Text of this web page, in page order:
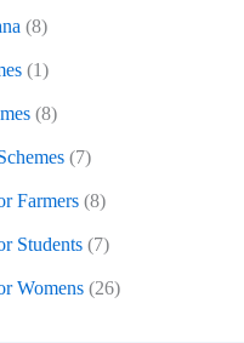
(8)
(1)
(8)
(7)
Farmers (8)
Students (7)
Womens (26)